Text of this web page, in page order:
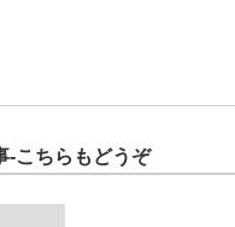
-こちらもどうぞ